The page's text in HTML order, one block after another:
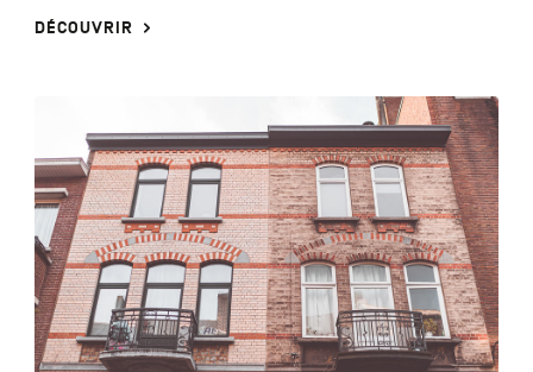
DÉCOUVRIR